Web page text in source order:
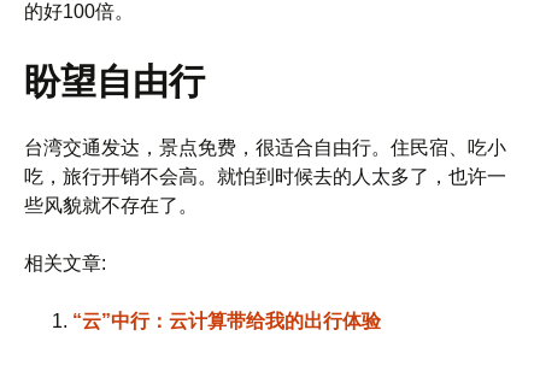
的好100倍。
盼望自由行
台湾交通发达，景点免费，很适合自由行。住民宿、吃小
吃，旅行开销不会高。就怕到时候去的人太多了，也许一
些风貌就不存在了。
相关文章:
“云”中行：云计算带给我的出行体验